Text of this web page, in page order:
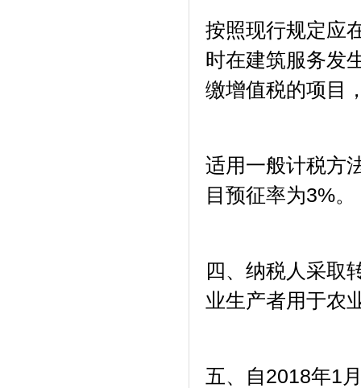
按照现行规定应
时在建筑服务发
缴增值税的项目
适用一般计税方
目预征率为3%。
四、纳税人采取
业生产者用于农
五、自2018年1